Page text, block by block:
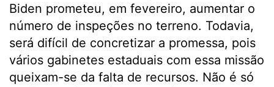
Biden prometeu, em fevereiro, aumentar o
número de inspeções no terreno. Todavia,
será difícil de concretizar a promessa, pois
vários gabinetes estaduais com essa missão
queixam-se da falta de recursos. Não é só